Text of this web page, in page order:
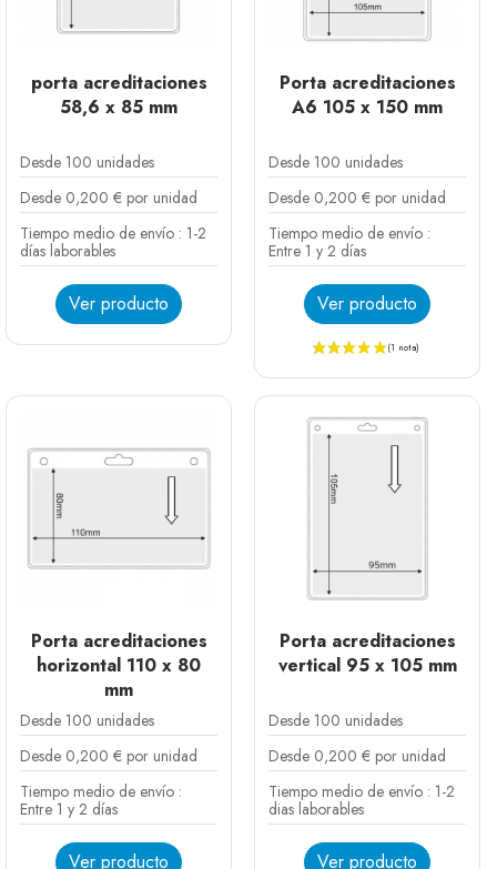
porta acreditaciones
58,6 x 85 mm
Desde 100 unidades
Desde 0,200 € por unidad
Tiempo medio de envío : 1-2
días laborables
Ver producto
Porta acreditaciones
A6 105 x 150 mm
Desde 100 unidades
Desde 0,200 € por unidad
Tiempo medio de envío :
Entre 1 y 2 días
Ver producto
Porta acreditaciones
horizontal 110 x 80
mm
Desde 100 unidades
Desde 0,200 € por unidad
Tiempo medio de envío :
Entre 1 y 2 días
Ver producto
Porta acreditaciones
vertical 95 x 105 mm
Desde 100 unidades
Desde 0,200 € por unidad
Tiempo medio de envío : 1-2
dias laborables
Ver producto